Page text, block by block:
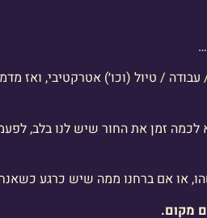
/ טיול (וכו׳) אטרקטיבי, ואז
לכמה זמן את החור שיש לנו בלב,
או אם ברחנו ממה שיש כרגע
מקום.